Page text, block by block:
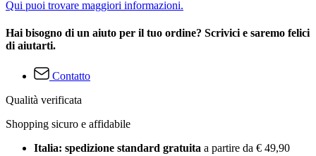
Qui puoi trovare maggiori informazioni.
Hai bisogno di un aiuto per il tuo ordine? Scrivici e saremo felici
di aiutarti.
Contatto
Qualità verificata
Shopping sicuro e affidabile
Italia: spedizione standard gratuita a partire da € 49,90